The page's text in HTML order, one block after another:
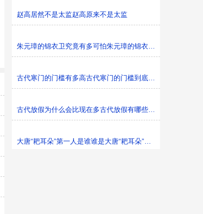
赵高居然不是太监赵高原来不是太监
朱元璋的锦衣卫究竟有多可怕朱元璋的锦衣卫可怕吗
古代寒门的门槛有多高古代寒门的门槛到底有多高
古代放假为什么会比现在多古代放假有哪些节日可放
大唐“耙耳朵”第一人是谁谁是大唐“耙耳朵”第一人